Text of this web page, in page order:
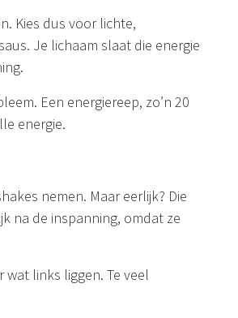
Kies dus voor lichte,
Je lichaam slaat die energie
Een energiereep, zo’n 20
energie.
nemen. Maar eerlijk? Die
na de inspanning, omdat ze
links liggen. Te veel